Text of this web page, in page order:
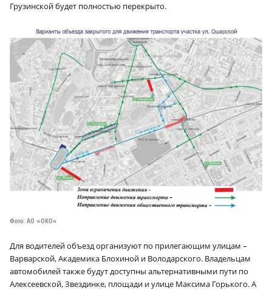
Грузинской будет полностью перекрыто.
Фото: АО «ОКО»
Для водителей объезд организуют по прилегающим улицам –
Варварской, Академика Блохиной и Володарского. Владельцам
автомобилей также будут доступны альтернативными пути по
Алексеевской, Звездинке, площади и улице Максима Горького. А